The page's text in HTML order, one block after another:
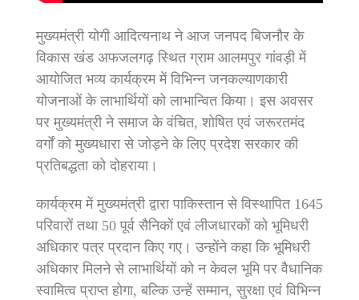
मुख्यमंत्री योगी आदित्यनाथ ने आज जनपद बिजनौर के
विकास खंड अफजलगढ़ स्थित ग्राम आलमपुर गांवड़ी में
आयोजित भव्य कार्यक्रम में विभिन्न जनकल्याणकारी
योजनाओं के लाभार्थियों को लाभान्वित किया। इस अवसर
पर मुख्यमंत्री ने समाज के वंचित, शोषित एवं जरूरतमंद
वर्गों को मुख्यधारा से जोड़ने के लिए प्रदेश सरकार की
प्रतिबद्धता को दोहराया।
कार्यक्रम में मुख्यमंत्री द्वारा पाकिस्तान से विस्थापित 1645
परिवारों तथा 50 पूर्व सैनिकों एवं लीजधारकों को भूमिधरी
अधिकार पत्र प्रदान किए गए। उन्होंने कहा कि भूमिधरी
अधिकार मिलने से लाभार्थियों को न केवल भूमि पर वैधानिक
स्वामित्व प्राप्त होगा, बल्कि उन्हें सम्मान, सुरक्षा एवं विभिन्न